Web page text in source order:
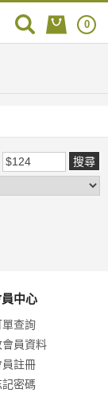
0
中心
單查詢
員資料
員註冊
記密碼